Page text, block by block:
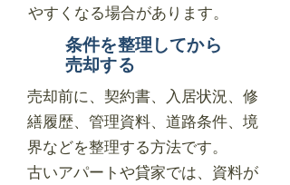
やすくなる場合があります。
条件を整理してから
売却する
売却前に、契約書、入居状況、修
繕履歴、管理資料、道路条件、境
界などを整理する方法です。
古いアパートや貸家では、資料が